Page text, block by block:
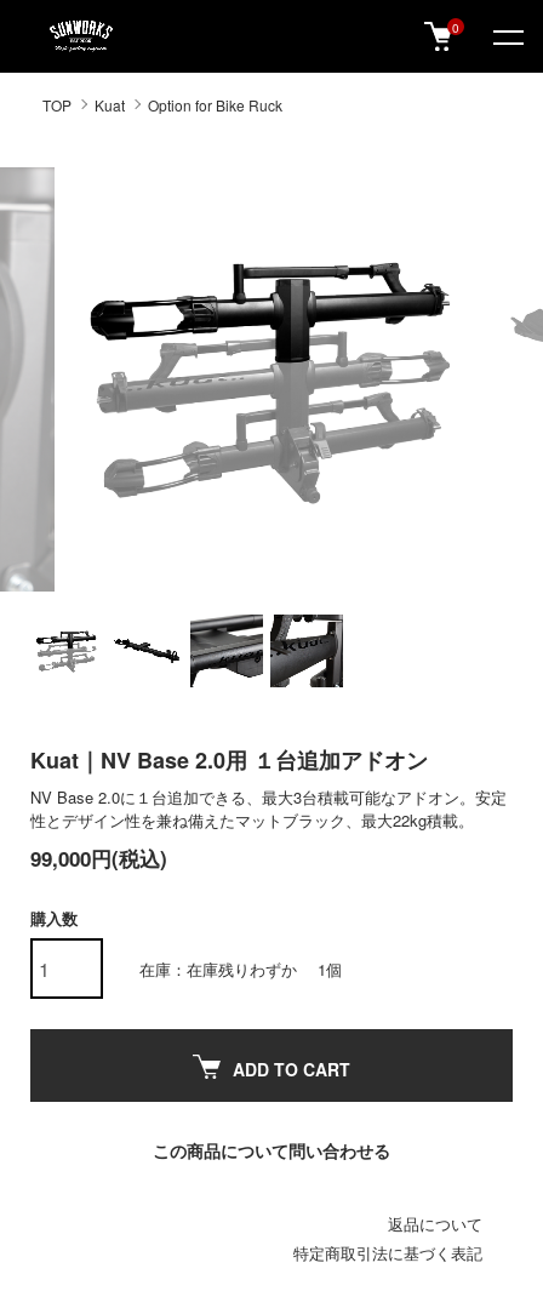
SUNWORKS 公式オンラインショップ
0
TOP Kuat Option for Bike Ruck
Kuat｜NV Base 2.0用 １台追加アドオン
NV Base 2.0に１台追加できる、最大3台積載可能なアドオン。安定
性とデザイン性を兼ね備えたマットブラック、最大22kg積載。
99,000円(税込)
購入数
在庫：在庫残りわずか 1個
ADD TO CART
この商品について問い合わせる
返品について
特定商取引法に基づく表記